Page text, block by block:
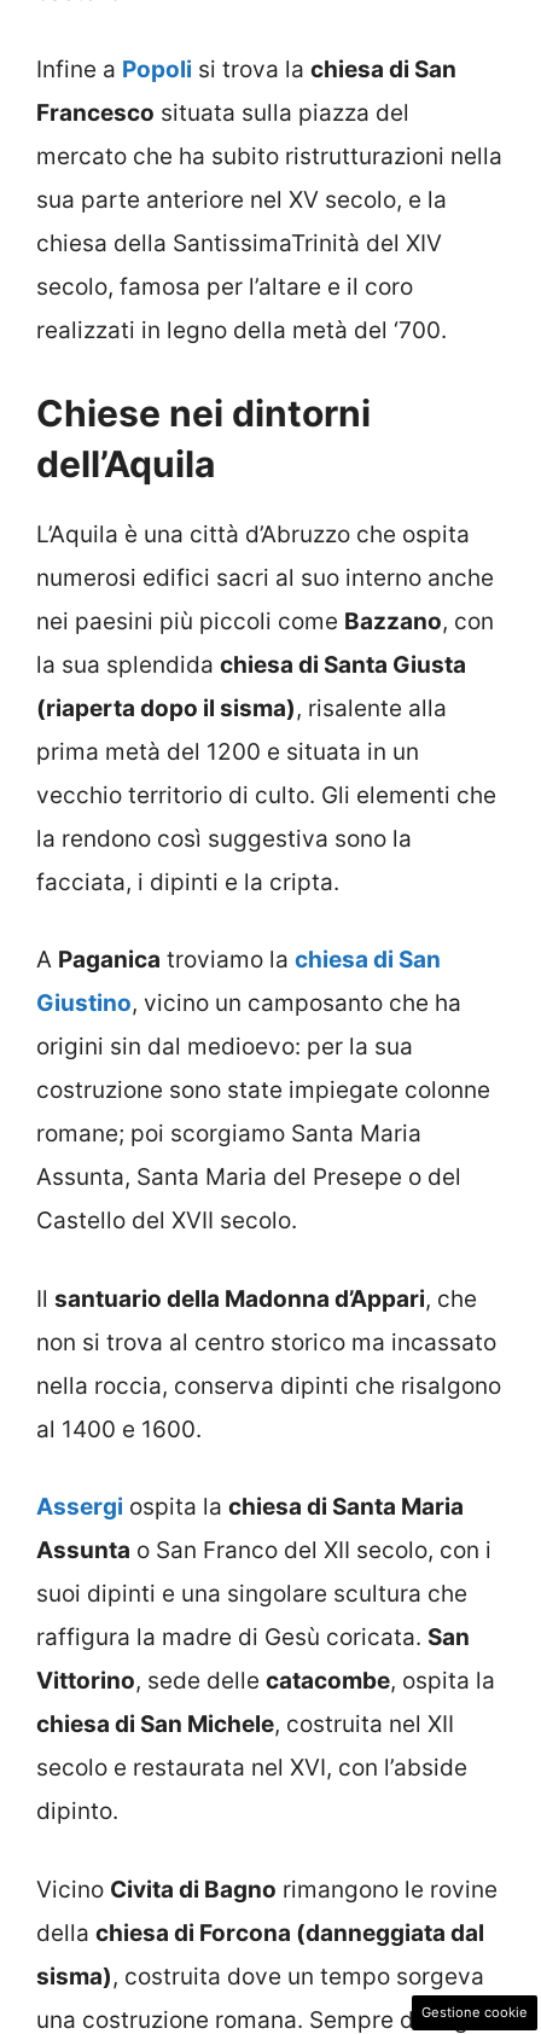
Infine a Popoli si trova la chiesa di San
Francesco situata sulla piazza del
mercato che ha subito ristrutturazioni nella
sua parte anteriore nel XV secolo, e la
chiesa della SantissimaTrinità del XIV
secolo, famosa per l’altare e il coro
realizzati in legno della metà del ‘700.
Chiese nei dintorni
dell’Aquila
L’Aquila è una città d’Abruzzo che ospita
numerosi edifici sacri al suo interno anche
nei paesini più piccoli come Bazzano, con
la sua splendida chiesa di Santa Giusta
(riaperta dopo il sisma), risalente alla
prima metà del 1200 e situata in un
vecchio territorio di culto. Gli elementi che
la rendono così suggestiva sono la
facciata, i dipinti e la cripta.
A Paganica troviamo la chiesa di San
Giustino, vicino un camposanto che ha
origini sin dal medioevo: per la sua
costruzione sono state impiegate colonne
romane; poi scorgiamo Santa Maria
Assunta, Santa Maria del Presepe o del
Castello del XVII secolo.
Il santuario della Madonna d’Appari, che
non si trova al centro storico ma incassato
nella roccia, conserva dipinti che risalgono
al 1400 e 1600.
Assergi ospita la chiesa di Santa Maria
Assunta o San Franco del XII secolo, con i
suoi dipinti e una singolare scultura che
raffigura la madre di Gesù coricata. San
Vittorino, sede delle catacombe, ospita la
chiesa di San Michele, costruita nel XII
secolo e restaurata nel XVI, con l’abside
dipinto.
Vicino Civita di Bagno rimangono le rovine
della chiesa di Forcona (danneggiata dal
sisma), costruita dove un tempo sorgeva
una costruzione romana. Sempre di origine
Gestione cookie